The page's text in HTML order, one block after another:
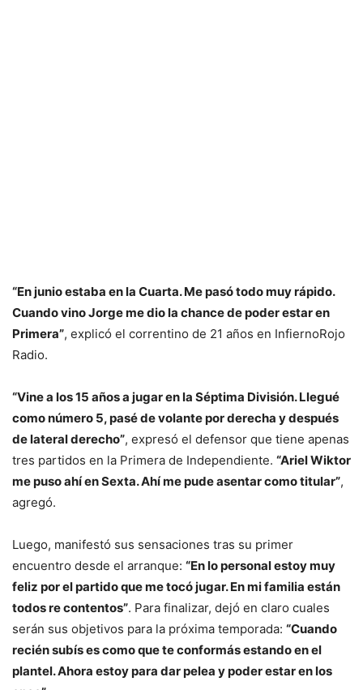
“En junio estaba en la Cuarta. Me pasó todo muy rápido.
Cuando vino Jorge me dio la chance de poder estar en
Primera”, explicó el correntino de 21 años en InfiernoRojo
Radio.
“Vine a los 15 años a jugar en la Séptima División. Llegué
como número 5, pasé de volante por derecha y después
de lateral derecho”, expresó el defensor que tiene apenas
tres partidos en la Primera de Independiente. “Ariel Wiktor
me puso ahí en Sexta. Ahí me pude asentar como titular”,
agregó.
Luego, manifestó sus sensaciones tras su primer
encuentro desde el arranque: “En lo personal estoy muy
feliz por el partido que me tocó jugar. En mi familia están
todos re contentos”. Para finalizar, dejó en claro cuales
serán sus objetivos para la próxima temporada: “Cuando
recién subís es como que te conformás estando en el
plantel. Ahora estoy para dar pelea y poder estar en los